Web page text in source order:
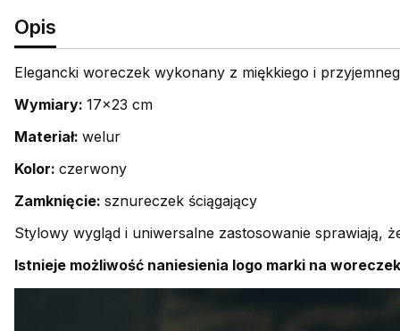
Opis
Elegancki woreczek wykonany z miękkiego i
Wymiary: 17x23 cm
Materiał: welur
Kolor: czerwony
Zamknięcie: sznureczek ściągający
Stylowy wygląd i uniwersalne zastosowanie sprawiają,
Istnieje możliwość naniesienia logo marki na